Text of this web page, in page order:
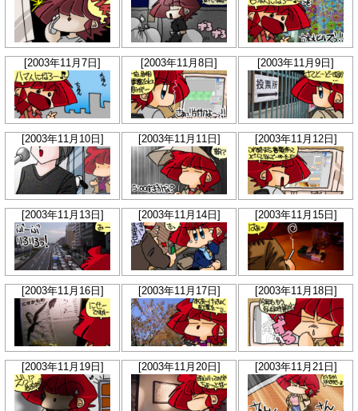
[2003年11月7日] [2003年11月8日] [2003年11月9日]
[2003年11月10日] [2003年11月11日] [2003年11月12日]
[2003年11月13日] [2003年11月14日] [2003年11月15日]
[2003年11月16日] [2003年11月17日] [2003年11月18日]
[2003年11月19日] [2003年11月20日] [2003年11月21日]